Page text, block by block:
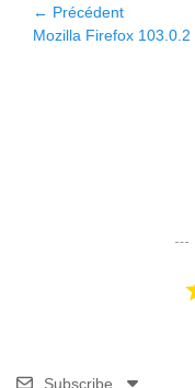
Navigation
de
← Précédent
Article
Mozilla Firefox 103.0.2
Subscribe